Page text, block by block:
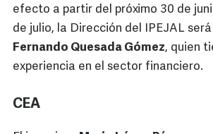
efecto a partir del próximo 30 de
de julio, la Dirección del IPEJAL
Fernando Quesada Gómez, quien
experiencia en el sector financiero.
CEA